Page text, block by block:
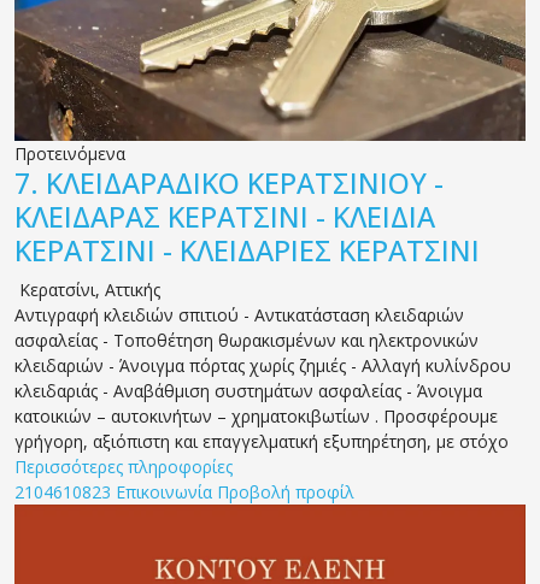
Προτεινόμενα
7. ΚΛΕΙΔΑΡΑΔΙΚΟ ΚΕΡΑΤΣΙΝΙΟΥ -
ΚΛΕΙΔΑΡΑΣ ΚΕΡΑΤΣΙΝΙ - ΚΛΕΙΔΙΑ
ΚΕΡΑΤΣΙΝΙ - ΚΛΕΙΔΑΡΙΕΣ ΚΕΡΑΤΣΙΝΙ
Κερατσίνι, Αττικής
Αντιγραφή κλειδιών σπιτιού - Αντικατάσταση κλειδαριών
ασφαλείας - Τοποθέτηση θωρακισμένων και ηλεκτρονικών
κλειδαριών - Άνοιγμα πόρτας χωρίς ζημιές - Aλλαγή κυλίνδρου
κλειδαριάς - Αναβάθμιση συστημάτων ασφαλείας - Άνοιγμα
κατοικιών – αυτοκινήτων – χρηματοκιβωτίων . Προσφέρουμε
γρήγορη, αξιόπιστη και επαγγελματική εξυπηρέτηση, με στόχο
Περισσότερες πληροφορίες
2104610823 Επικοινωνία Προβολή προφίλ